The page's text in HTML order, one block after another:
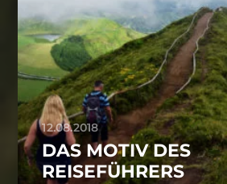
12.08.2018
DAS MOTIV DES
REISEFÜHRERS